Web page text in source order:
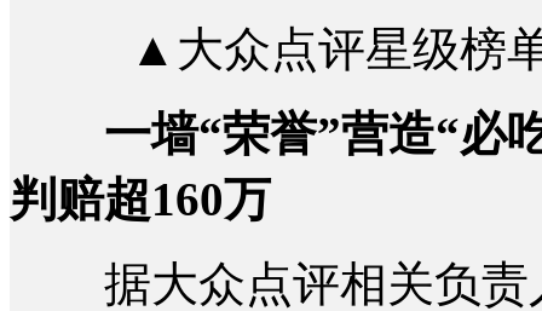
▲大众点评星级榜
一墙“荣誉”营造“必
判赔超160万
据大众点评相关负责